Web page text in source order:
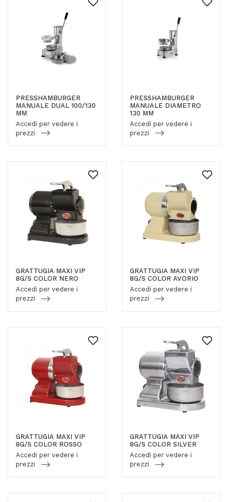
PRESSHAMBURGER
MANUALE DUAL 100/130
MM
Accedi per vedere i
prezzi
PRESSHAMBURGER
MANUALE DIAMETRO
130 MM
Accedi per vedere i
prezzi
GRATTUGIA MAXI VIP
8G/S COLOR NERO
Accedi per vedere i
prezzi
GRATTUGIA MAXI VIP
8G/S COLOR AVORIO
Accedi per vedere i
prezzi
GRATTUGIA MAXI VIP
8G/S COLOR ROSSO
Accedi per vedere i
prezzi
GRATTUGIA MAXI VIP
8G/S COLOR SILVER
Accedi per vedere i
prezzi